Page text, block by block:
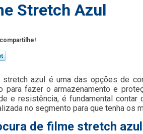
Stretch Azul
stretch azul é uma das opções de
para fazer o armazenamento e
e resistência, é fundamental
no segmento para que tenha os
de filme stretch